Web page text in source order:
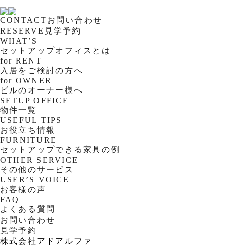
CONTACT お問い合わせ
RESERVE 見学予約
WHAT’S
セットアップオフィスとは
for RENT
入居をご検討の方へ
for OWNER
ビルのオーナー様へ
SETUP OFFICE
物件一覧
USEFUL TIPS
お役立ち情報
FURNITURE
セットアップできる家具の例
OTHER SERVICE
その他のサービス
USER’S VOICE
お客様の声
FAQ
よくある質問
お問い合わせ
見学予約
株式会社アドアルファ